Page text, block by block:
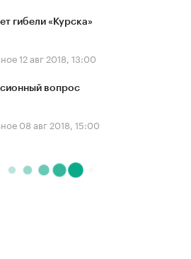
гибели «Курска»
12 авг 2018, 13:00
вопрос
08 авг 2018, 15:00